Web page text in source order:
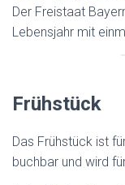
Der Freistaat
Lebensjahr mit
Frühstück
Das Frühstück ist
buchbar und wird